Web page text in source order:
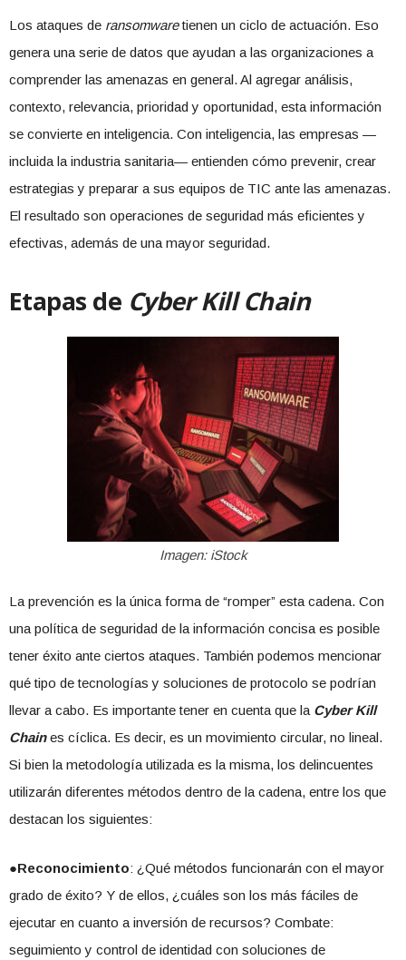
Los ataques de ransomwaretienen un ciclo de actuación. Eso
genera una serie de datos que ayudan a las organizaciones a
comprender las amenazas en general. Al agregar análisis,
contexto, relevancia, prioridad y oportunidad, esta información
se convierte en inteligencia. Con inteligencia, las empresas —
incluida la industria sanitaria— entienden cómo prevenir, crear
estrategias y preparar a sus equipos de TIC ante las amenazas.
El resultado son operaciones de seguridad más eficientes y
efectivas, además de una mayor seguridad.
Etapas de Cyber Kill Chain
Imagen: iStock
La prevención es la única forma de “romper” esta cadena. Con
una política de seguridad de la información concisa es posible
tener éxito ante ciertos ataques. También podemos mencionar
qué tipo de tecnologías y soluciones de protocolo se podrían
llevar a cabo. Es importante tener en cuenta que la Cyber Kill
Chaines cíclica. Es decir, es un movimiento circular, no lineal.
Si bien la metodología utilizada es la misma, los delincuentes
utilizarán diferentes métodos dentro de la cadena, entre los que
destacan los siguientes:
●Reconocimiento: ¿Qué métodos funcionarán con el mayor
grado de éxito? Y de ellos, ¿cuáles son los más fáciles de
ejecutar en cuanto a inversión de recursos? Combate:
seguimiento y control de identidad con soluciones de